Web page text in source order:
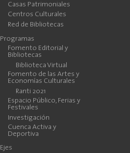
Casas Patrimoniales
Centros Culturales
Red de Bibliotecas
Programas
Fomento Editorial y
Bibliotecas
Biblioteca Virtual
Fomento de las Artes y
Economías Culturales
Ranti 2021
Espacio Público, Ferias y
Festivales
Investigación
Cuenca Activa y
Deportiva
Ejes